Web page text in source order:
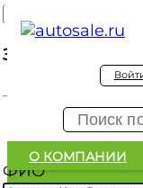
О КОМПАНИИ
Заявка на
Заявка
ФИО*